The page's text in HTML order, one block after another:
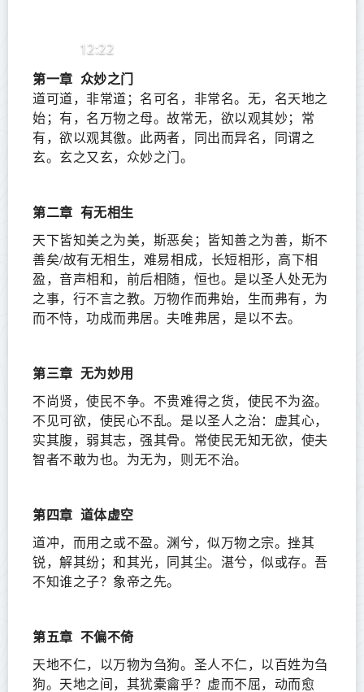
12:22
第一章 众妙之门
道可道，非常道；名可名，非常名。无，名天地之
始；有，名万物之母。故常无，欲以观其妙；常
有，欲以观其徼。此两者，同出而异名，同谓之
玄。玄之又玄，众妙之门。
第二章 有无相生
天下皆知美之为美，斯恶矣；皆知善之为善，斯不
善矣/故有无相生，难易相成，长短相形，高下相
盈，音声相和，前后相随，恒也。是以圣人处无为
之事，行不言之教。万物作而弗始，生而弗有，为
而不恃，功成而弗居。夫唯弗居，是以不去。
第三章 无为妙用
不尚贤，使民不争。不贵难得之货，使民不为盗。
不见可欲，使民心不乱。是以圣人之治：虚其心，
实其腹，弱其志，强其骨。常使民无知无欲，使夫
智者不敢为也。为无为，则无不治。
第四章 道体虚空
道冲，而用之或不盈。渊兮，似万物之宗。挫其
锐，解其纷；和其光，同其尘。湛兮，似或存。吾
不知谁之子？象帝之先。
第五章 不偏不倚
天地不仁，以万物为刍狗。圣人不仁，以百姓为刍
狗。天地之间，其犹橐龠乎？虚而不屈，动而愈